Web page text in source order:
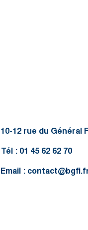
10-12 rue du Général
Tél : 01 45 62 62 70
Email :